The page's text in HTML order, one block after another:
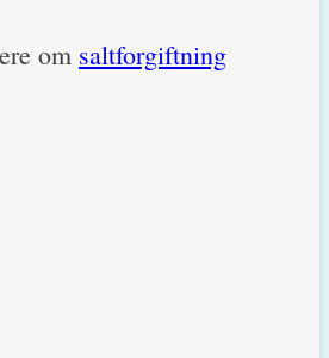
om saltforgiftning